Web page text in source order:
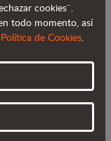
cookies¨.
todo momento, así
Política de Cookies.